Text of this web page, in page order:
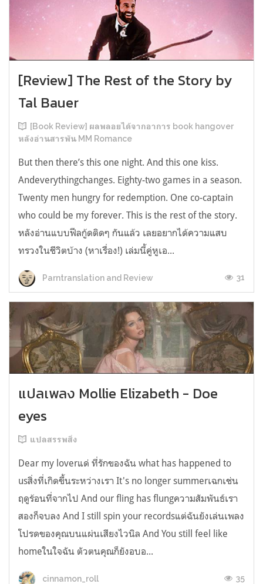
[Review] The Rest of the Story by
Tal Bauer
[Book Review] ผลพลอยได้จากอาการ book hangover
หลังอ่านสารพัน MM Romance
But then there’s this one night. And this one kiss.
Andeverythingchanges. Eighty-two games in a season.
Twenty men hungry for redemption. One co-captain
who could be my forever. This is the rest of the story.
หลังอ่านแบบฟีลกู้ดติดๆ กันแล้ว เลยอยากได้ความแสบ
ทรวงในชีวิตบ้าง (หาเรื่อง!) เล่มนี้คู่หูเอ...
Parntranslation and Review 31
แปลเพลง Mollie Elizabeth - Doe
eyes
แปลสรรพสิ่ง
Dear my loverแด่ ที่รักของฉัน what has happened to
usสิ่งที่เกิดขึ้นระหว่างเรา It's no longer summerเฉกเช่น
ฤดูร้อนที่จากไป And our fling has flungความสัมพันธ์เรา
สองก็จบลง And I still spin your recordsแต่ฉันยังเล่นเพลง
โปรดของคุณบนแผ่นเสียงไวนิล And You still feel like
homeในใจฉัน ตัวตนคุณก็ยังอบอ...
cinnamon_roll 35